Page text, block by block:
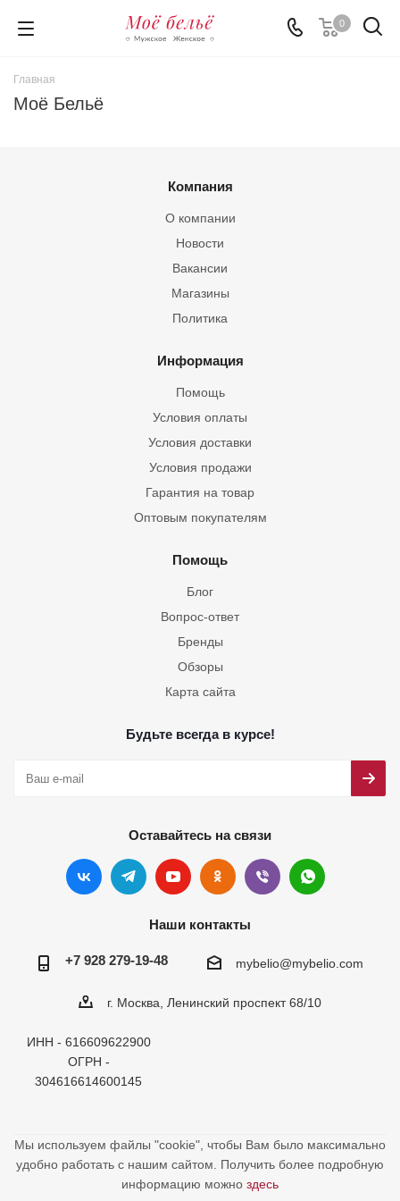
0
Главная
Моё Бельё
Компания
О компании
Новости
Вакансии
Магазины
Политика
Информация
Помощь
Условия оплаты
Условия доставки
Условия продажи
Гарантия на товар
Оптовым покупателям
Помощь
Блог
Вопрос-ответ
Бренды
Обзоры
Карта сайта
Будьте всегда в курсе!
Оставайтесь на связи
Наши контакты
+7 928 279-19-48 mybelio@mybelio.com
г. Москва, Ленинский проспект 68/10
ИНН - 616609622900
ОГРН -
304616614600145
Мы используем файлы "cookie", чтобы Вам было максимально
удобно работать с нашим сайтом. Получить более подробную
информацию можно здесь